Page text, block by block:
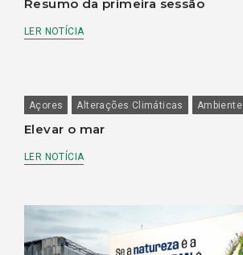
Resumo da primeira sessão
LER NOTÍCIA
Açores Alterações Climáticas Ambiente
Elevar o mar
LER NOTÍCIA